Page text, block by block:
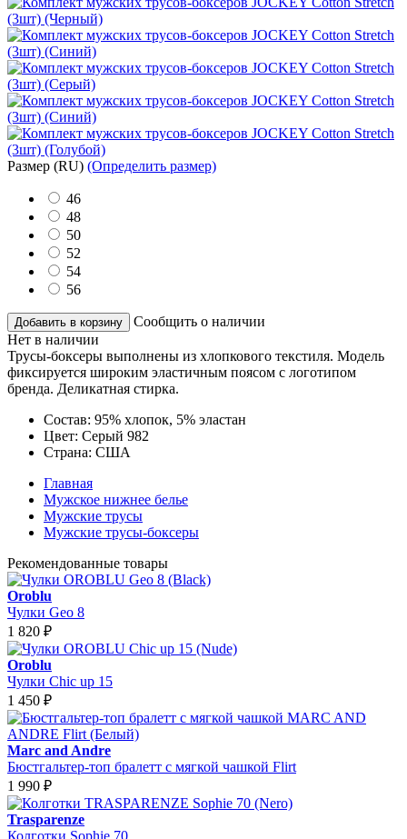
Размер (RU) (Определить размер)
46
48
50
52
54
56
Добавить в корзину
Сообщить о наличии
Нет в наличии
Трусы-боксеры выполнены из хлопкового текстиля. Модель
фиксируется широким эластичным поясом с логотипом
бренда. Деликатная стирка.
Состав: 95% хлопок, 5% эластан
Цвет: Серый 982
Страна: США
Главная
Мужское нижнее белье
Мужские трусы
Мужские трусы-боксеры
Рекомендованные товары
Oroblu
Чулки Geo 8
1 820 ₽
Oroblu
Чулки Chic up 15
1 450 ₽
Marc and Andre
Бюстгальтер-топ бралетт с мягкой чашкой Flirt
1 990 ₽
Trasparenze
Колготки Sophie 70